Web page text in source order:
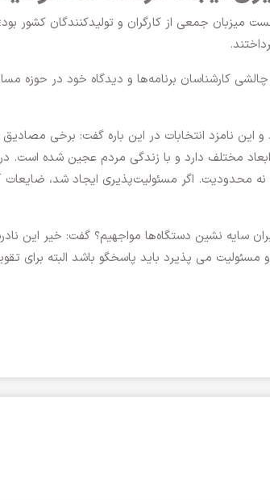
میزبان جمعی از کارگران و تولیدکنندگان کشور بود؛
چالشی کارشناسان برنامه‌ها و دیدگاه خود در حوزه
این نامزد انتخابات در این باره گفت: برخی
مختلف دارد و با زندگی مردم عجین شده است. در
محدودیت. اگر مسئولیت‌پذیری ایجاد شد، ضایعات
سایه نشین دستگاه‌ها مواجهیم؟ گفت: خیر این‌
می پذیرد باید پاسخگو باشد البته‌ برای